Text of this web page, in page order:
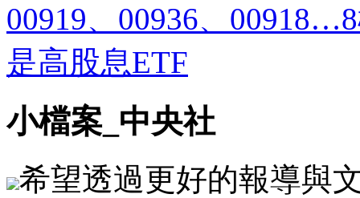
00919、00936、
是高股息ETF
小檔案_中央社
希望透過更好的報導與